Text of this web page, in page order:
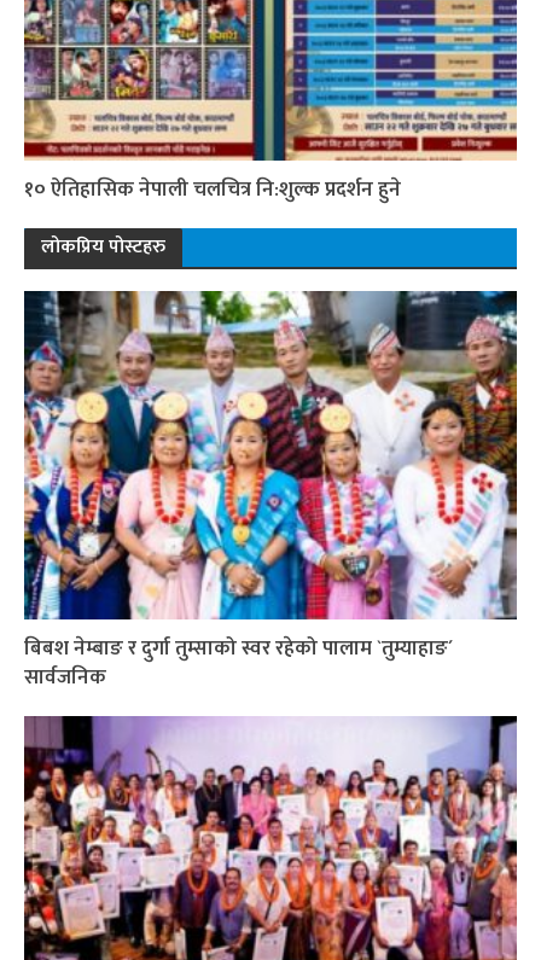
१० ऐतिहासिक नेपाली चलचित्र नि:शुल्क प्रदर्शन हुने
लोकप्रिय पोस्टहरु
बिबश नेम्बाङ र दुर्गा तुम्साको स्वर रहेको पालाम `तुम्याहाङ´
सार्वजनिक